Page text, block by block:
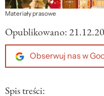
Materiały prasowe
Opublikowano:
Obserwuj nas w
Spis treści: